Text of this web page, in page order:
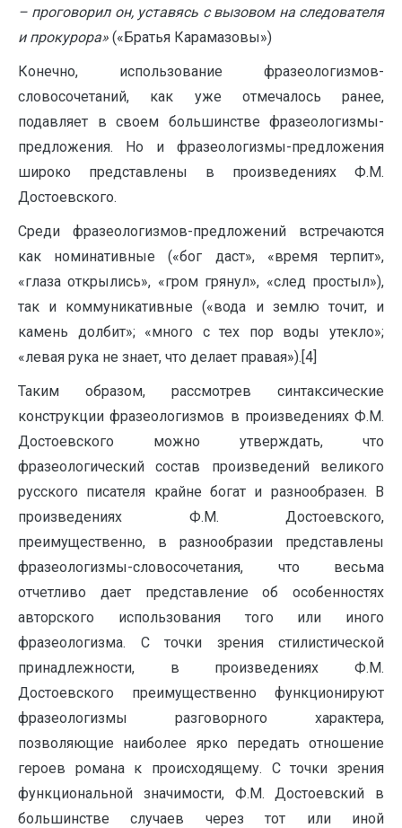
– проговорил он, уставясь с вызовом на следователя
и прокурора» («Братья Карамазовы»)
Конечно, использование фразеологизмов-
словосочетаний, как уже отмечалось ранее,
подавляет в своем большинстве фразеологизмы-
предложения. Но и фразеологизмы-предложения
широко представлены в произведениях Ф.М.
Достоевского.
Среди фразеологизмов-предложений встречаются
как номинативные («бог даст», «время терпит»,
«глаза открылись», «гром грянул», «след простыл»),
так и коммуникативные («вода и землю точит, и
камень долбит»; «много с тех пор воды утекло»;
«левая рука не знает, что делает правая»).[4]
Таким образом, рассмотрев синтаксические
конструкции фразеологизмов в произведениях Ф.М.
Достоевского можно утверждать, что
фразеологический состав произведений великого
русского писателя крайне богат и разнообразен. В
произведениях Ф.М. Достоевского,
преимущественно, в разнообразии представлены
фразеологизмы-словосочетания, что весьма
отчетливо дает представление об особенностях
авторского использования того или иного
фразеологизма. С точки зрения стилистической
принадлежности, в произведениях Ф.М.
Достоевского преимущественно функционируют
фразеологизмы разговорного характера,
позволяющие наиболее ярко передать отношение
героев романа к происходящему. С точки зрения
функциональной значимости, Ф.М. Достоевский в
большинстве случаев через тот или иной